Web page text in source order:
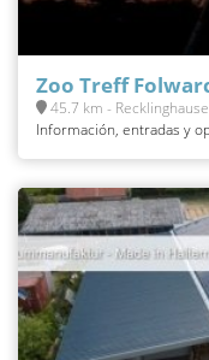
Zoo Treff
45.7 km -
Información, entradas y